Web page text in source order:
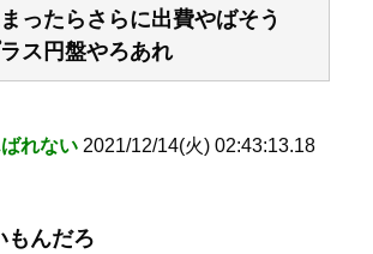
ったらさらに出費やばそう
ス円盤やろあれ
れない 2021/12/14(火) 02:43:13.18
もんだろ